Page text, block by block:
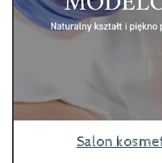
Salon